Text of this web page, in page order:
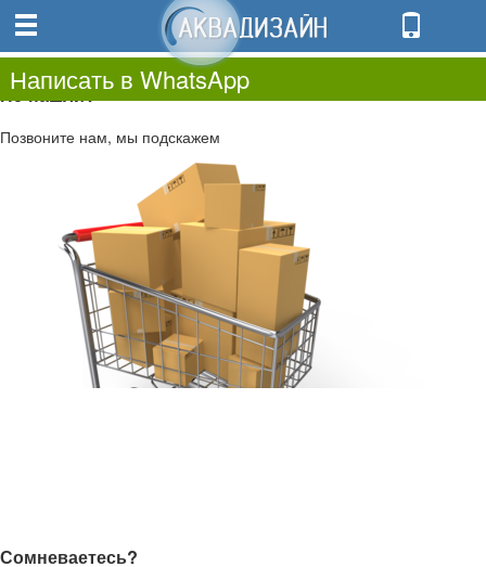
0.00
0
Не нашли?
Позвоните нам, мы подскажем
Сомневаетесь?
Написать в WhatsApp